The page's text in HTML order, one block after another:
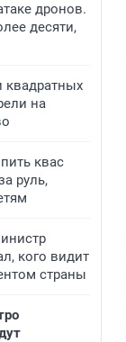
дронов.
десяти,
квадратных
на
квас
руль,
кого видит
страны